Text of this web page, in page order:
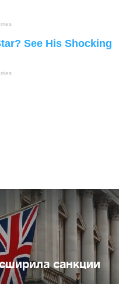
санкции